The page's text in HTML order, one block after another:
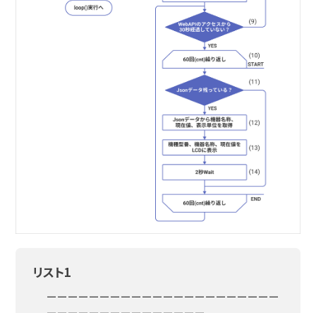
リスト1
ーーーーーーーーーーーーーーーーーーーーーー